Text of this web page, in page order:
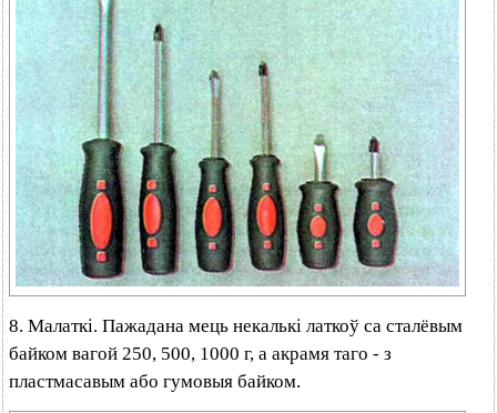
8. Малаткі. Пажадана мець некалькі латкоў са сталёвым
байком вагой 250, 500, 1000 г, а акрамя таго - з
пластмасавым або гумовыя байком.